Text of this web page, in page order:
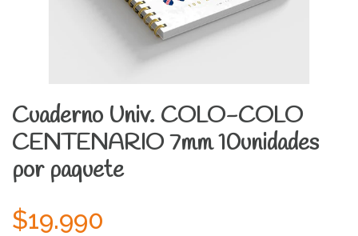
Cuaderno Univ. COLO-COLO
CENTENARIO 7mm 10unidades
por paquete
$19.990